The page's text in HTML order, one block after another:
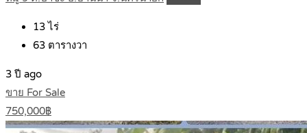
13ไร่
63 ตารางวา
3 ปี ago
ขาย For Sale
750,000฿